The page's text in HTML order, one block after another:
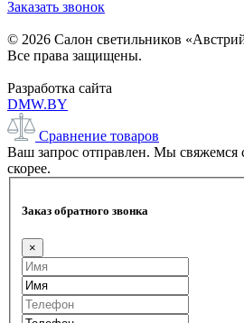
Заказать звонок
© 2026 Салон светильников
Все права защищены.
Разработка сайта
DMW.BY
Сравнение товаров
Ваш запрос отправлен. Мы свяжемся
скорее.
Заказ обратного звонка
×